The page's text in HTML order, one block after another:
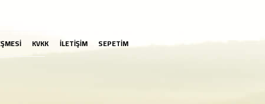
KVKK İLETİŞİM SEPETİM